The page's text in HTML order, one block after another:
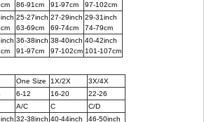
86-91cm
91-97cm
97-102cm
25-27inch
63-69cm
27-29inch
69-74cm
29-31inch
74-79cm
36-38inch
91-97cm
38-40inch
97-102cm
40-42inch
101-107cm
One Size 1X/2X
3X/4X
6-12 16-20
22-26
A/C C C/D
32-38inch 40-44inch
46-50inch